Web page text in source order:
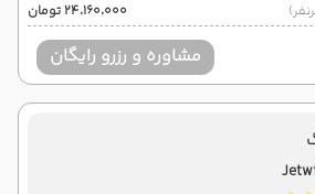
۲۴٬۱۶۰٬۰۰۰ تومان
مشاوره و رزرو رایگان